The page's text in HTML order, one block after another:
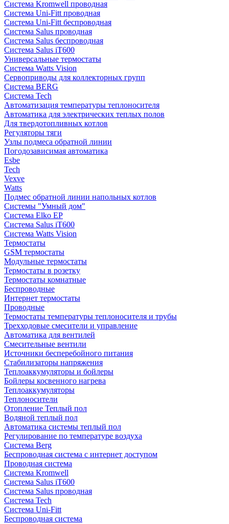
Система Kromwell проводная
Система Uni-Fitt проводная
Система Uni-Fitt беспроводная
Система Salus проводная
Система Salus беспроводная
Система Salus iT600
Универсальные термостаты
Система Watts Vision
Сервоприводы для коллекторных групп
Система BERG
Система Tech
Автоматизация температуры теплоносителя
Автоматика для электрических теплых полов
Для твердотопливных котлов
Регуляторы тяги
Узлы подмеса обратной линии
Погодозависимая автоматика
Esbe
Tech
Vexve
Watts
Подмес обратной линии напольных котлов
Системы "Умный дом"
Система Elko EP
Система Salus iT600
Система Watts Vision
Термостаты
GSM термостаты
Модульные термостаты
Термостаты в розетку
Термостаты комнатные
Беспроводные
Интернет термостаты
Проводные
Термостаты температуры теплоносителя и трубы
Трехходовые смесители и управление
Автоматика для вентилей
Смесительные вентили
Источники бесперебойного питания
Стабилизаторы напряжения
Теплоаккумуляторы и бойлеры
Бойлеры косвенного нагрева
Теплоаккумуляторы
Теплоносители
Отопление Теплый пол
Водяной теплый пол
Автоматика системы теплый пол
Регулирование по температуре воздуха
Система Berg
Беспроводная система с интернет доступом
Проводная система
Система Kromwell
Система Salus iT600
Система Salus проводная
Система Tech
Система Uni-Fitt
Беспроводная система